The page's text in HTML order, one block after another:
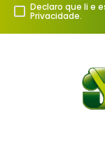
Declaro que li e
Privacidade.